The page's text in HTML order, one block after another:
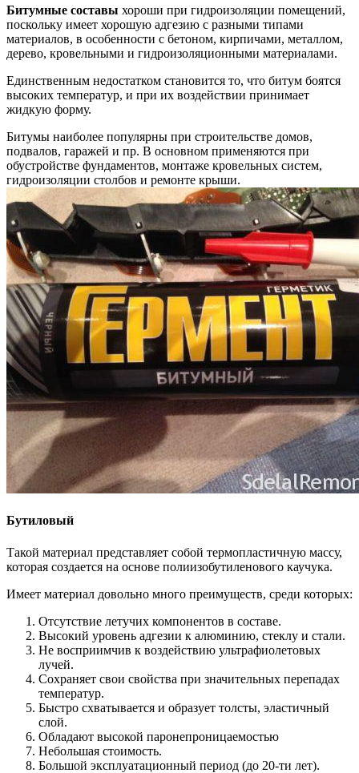
Битумные составы хороши при гидроизоляции помещений,
поскольку имеет хорошую адгезию с разными типами
материалов, в особенности с бетоном, кирпичами, металлом,
дерево, кровельными и гидроизоляционными материалами.
Единственным недостатком становится то, что битум боятся
высоких температур, и при их воздействии принимает
жидкую форму.
Битумы наиболее популярны при строительстве домов,
подвалов, гаражей и пр. В основном применяются при
обустройстве фундаментов, монтаже кровельных систем,
гидроизоляции столбов и ремонте крыши.
Бутиловый
Такой материал представляет собой термопластичную массу,
которая создается на основе полиизобутиленового каучука.
Имеет материал довольно много преимуществ, среди которых:
Отсутствие летучих компонентов в составе.
Высокий уровень адгезии к алюминию, стеклу и стали.
Не восприимчив к воздействию ультрафиолетовых
лучей.
Сохраняет свои свойства при значительных перепадах
температур.
Быстро схватывается и образует толсты, эластичный
слой.
Обладают высокой паронепроницаемостью
Небольшая стоимость.
Большой эксплуатационный период (до 20-ти лет).